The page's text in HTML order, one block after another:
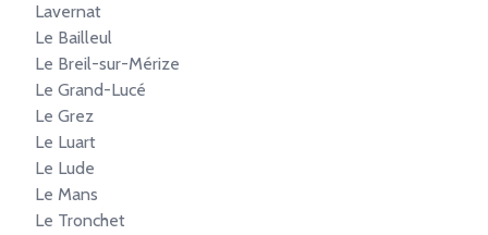
Lavernat
Le Bailleul
Le Breil-sur-Mérize
Le Grand-Lucé
Le Grez
Le Luart
Le Lude
Le Mans
Le Tronchet